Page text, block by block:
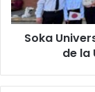
Universidad
de
Guanajuato
Soka
de la